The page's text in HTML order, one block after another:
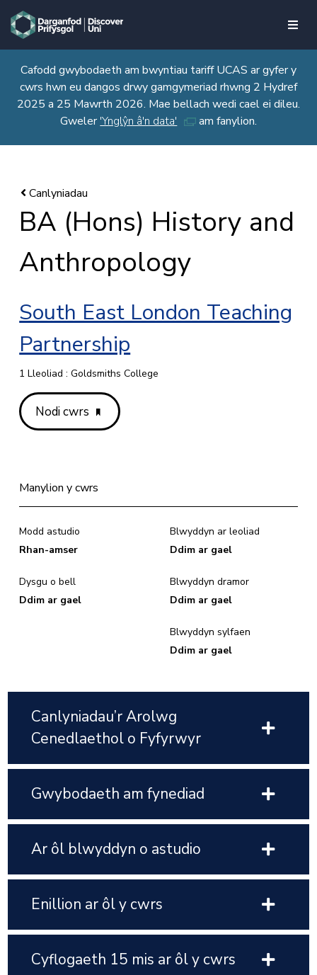
skip to main content
Cafodd gwybodaeth am bwyntiau tariff UCAS ar gyfer y
cwrs hwn eu dangos drwy gamgymeriad rhwng 2 Hydref
2025 a 25 Mawrth 2026. Mae bellach wedi cael ei dileu.
Gweler'Ynglŷn â'n data' am fanylion.
BA (Hons) History and
Anthropology
South East London Teaching
Partnership
1 Lleoliad : Goldsmiths College
Nodi cwrs
Manylion y cwrs
Modd astudio
Rhan-amser
Dysgu o bell
Ddim ar gael
Blwyddyn ar leoliad
Ddim ar gael
Blwyddyn dramor
Ddim ar gael
Blwyddyn sylfaen
Ddim ar gael
Canlyniadau’r Arolwg
Cenedlaethol o Fyfyrwyr
Gwybodaeth am fynediad
Ar ôl blwyddyn o astudio
Enillion ar ôl y cwrs
Cyflogaeth 15 mis ar ôl y cwrs